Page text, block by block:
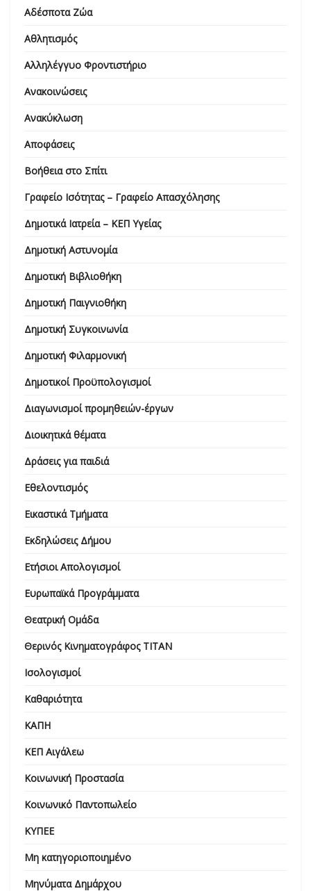
Αδέσποτα Ζώα
Αθλητισμός
Αλληλέγγυο Φροντιστήριο
Ανακοινώσεις
Ανακύκλωση
Αποφάσεις
Βοήθεια στο Σπίτι
Γραφείο Ισότητας – Γραφείο Απασχόλησης
Δημοτικά Ιατρεία – ΚΕΠ Υγείας
Δημοτική Αστυνομία
Δημοτική Βιβλιοθήκη
Δημοτική Παιγνιοθήκη
Δημοτική Συγκοινωνία
Δημοτική Φιλαρμονική
Δημοτικοί Προϋπολογισμοί
Διαγωνισμοί προμηθειών-έργων
Διοικητικά θέματα
Δράσεις για παιδιά
Εθελοντισμός
Εικαστικά Τμήματα
Εκδηλώσεις Δήμου
Ετήσιοι Απολογισμοί
Ευρωπαϊκά Προγράμματα
Θεατρική Ομάδα
Θερινός Κινηματογράφος ΤΙΤΑΝ
Ισολογισμοί
Καθαριότητα
ΚΑΠΗ
ΚΕΠ Αιγάλεω
Κοινωνική Προστασία
Κοινωνικό Παντοπωλείο
ΚΥΠΕΕ
Μη κατηγοριοποιημένο
Μηνύματα Δημάρχου